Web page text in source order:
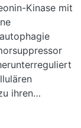
Kinase mit
ihren
Zell-